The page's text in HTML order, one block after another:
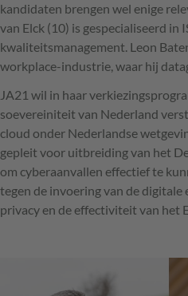
kandidaten brengen wel enige
van Elck (10) is gespecialiseerd in
kwaliteitsmanagement. Leon
workplace-industrie, waar hij
JA21 wil in haar
soevereiniteit van Nederland
cloud onder Nederlandse
gepleit voor uitbreiding van het
om cyberaanvallen effectief te
tegen de invoering van de digitale
privacy en de effectiviteit van het